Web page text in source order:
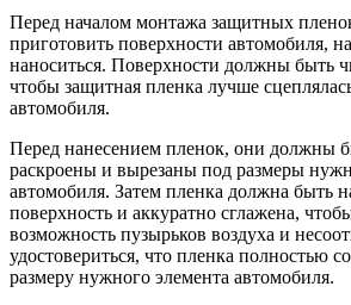
Перед началом монтажа защитных
приготовить поверхности автомобиля,
наноситься. Поверхности должны быть
чтобы защитная пленка лучше
автомобиля.
Перед нанесением пленок, они должны
раскроены и вырезаны под размеры
автомобиля. Затем пленка должна быть
поверхность и аккуратно сглажена,
возможность пузырьков воздуха и
удостовериться, что пленка полностью
размеру нужного элемента автомобиля.